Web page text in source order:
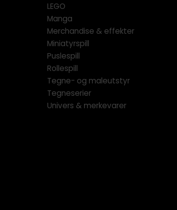
LEGO
Manga
Merchandise & effekter
Miniatyrspill
Puslespill
Rollespill
Tegne- og maleutstyr
Tegneserier
Univers & merkevarer